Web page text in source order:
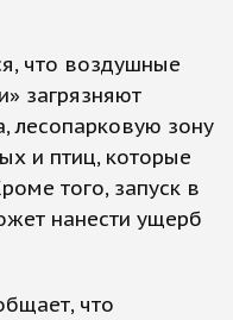
что воздушные
загрязняют
лесопарковую зону
и птиц, которые
того, запуск в
нанести ущерб
что